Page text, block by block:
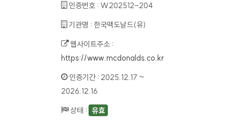
인증번호 : W202512-204
기관명 : 한국맥도날드(유)
웹사이트주소 :
https://www.mcdonalds.co.kr
인증기간 : 2025.12.17 ~
2026.12.16
상태 : 유효